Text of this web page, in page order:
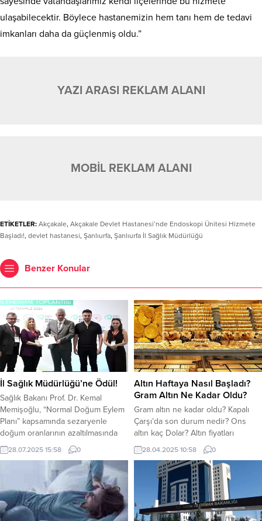
ulaşabilecektir. Böylece hastanemizin hem tanı hem de tedavi
imkanları daha da güçlenmiş oldu.”
YAZI ARASI REKLAM ALANI
MOBİL REKLAM ALANI
ETİKETLER: Akçakale, Akçakale Devlet Hastanesi’nde Endoskopi Ünitesi Hizmete
Başladı!, devlet hastanesi, Şanlıurfa, Şanlıurfa İl Sağlık Müdürlüğü
Benzer Konular
İl Sağlık Müdürlüğü’ne Ödül!
Sağlık Bakanı Prof. Dr. Kemal
Memişoğlu, “Normal Doğum Eylem
Planı” kapsamında sezaryenle
doğum oranlarının azaltılmasında
gösterdiği başarılı çalışmalardan
dolayı Şanlıurfa İl Sağlık
Müdürlüğü’nü teşekkür belgesi ile
ödüllendirdi. Ankara’da düzenlenen
“Normal Doğum Eylem Planı
Değerlendirme Toplantısı’nda,
sezaryen oranlarını en fazla
28.07.2025 15:58 0
Altın Haftaya Nasıl Başladı?
Gram Altın Ne Kadar Oldu?
Gram altın ne kadar oldu? Kapalı
Çarşı’da son durum nedir? Ons
altın kaç Dolar? Altın fiyatları
haftanın ilk işlem gününe düşüşle
başladı. ABD Başkanı Donald
Trump’ın geçtiğimiz hafta ticaret
savaşlarına yönelik gümrük
vergileri tarafında indirime
gidileceği açıklamasıyla altın
düşüşe geçti. Gram altın bugün
28.04.2025 10:58 0